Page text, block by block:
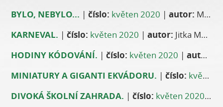
BYLO, NEBYLO... |číslo: květen 2020 |autor: Markéta Vignerová
KARNEVAL. |číslo: květen 2020 |autor: Jitka Machurová, ředitelka
HODINY KÓDOVÁNÍ. |číslo: květen 2020 |autor:
MINIATURY A GIGANTI EKVÁDORU. |číslo: květen 2020
DIVOKÁ ŠKOLNÍ ZAHRADA. |číslo: květen 2020|